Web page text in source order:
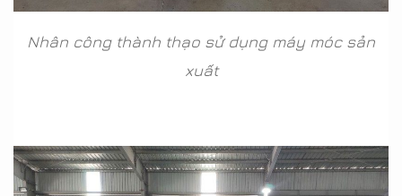
Nhân công thành thạo sử dụng máy móc sản
xuất